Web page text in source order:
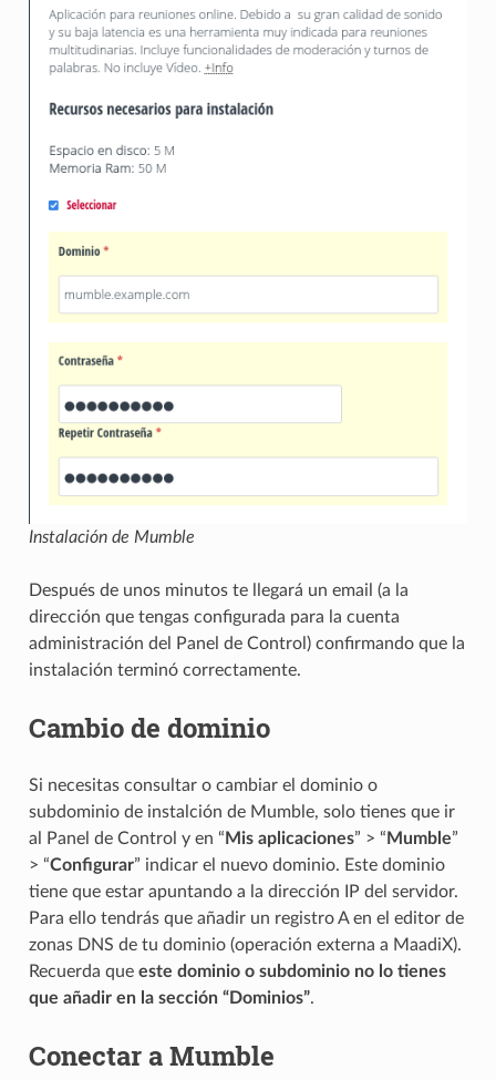
Instalación de Mumble
Después de unos minutos te llegará un email (a la
dirección que tengas configurada para la cuenta
administración del Panel de Control) confirmando que la
instalación terminó correctamente.
Cambio de dominio
Si necesitas consultar o cambiar el dominio o
subdominio de instalción de Mumble, solo tienes que ir
al Panel de Control y en “ Mis aplicaciones” > “ Mumble”
> “Configurar” indicar el nuevo dominio. Este dominio
tiene que estar apuntando a la dirección IP del servidor.
Para ello tendrás que añadir un registro A en el editor de
zonas DNS de tu dominio (operación externa a MaadiX).
Recuerda que este dominio o subdominio no lo tienes
que añadir en la sección “Dominios”.
Conectar a Mumble